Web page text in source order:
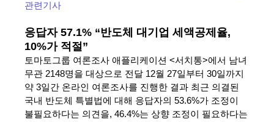
관련기사
응답자 57.1% “반도체 대기업 세액공제율,
10%가 적절”
토마토그룹 여론조사 애플리케이션 <서치통>에서 남녀
무관 2148명을 대상으로 전달 12월 27일부터 30일까지
약 3일간 온라인 여론조사를 진행한 결과 최근 의결된
국내 반도체 특별법에 대해 응답자의 53.6%가 조정이
불필요하다는 의견을, 46.4%는 상향 조정이 필요하다는